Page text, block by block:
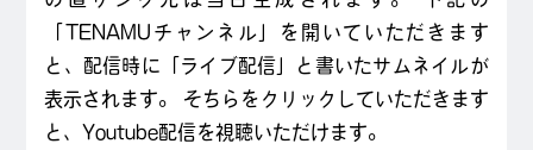
「TENAMUチャンネル」を開いていただきます
と、配信時に「ライブ配信」と書いたサムネイルが
表示されます。 そちらをクリックしていただきます
と、Youtube配信を視聴いただけます。